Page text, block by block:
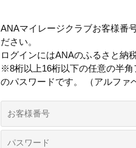
ANAマイレージクラブお客様番
ださい。
ログインにはANAのふるさと納
※8桁以上16桁以下の任意の半
のパスワードです。 （アルファ